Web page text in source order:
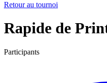
Retour au tournoi
Rapide de
Participants